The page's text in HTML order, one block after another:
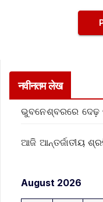
नवीनतम लेख
ଭୁବନେଶ୍ବରରେ
ଆଜି ଆନ୍ତର୍ଜାତୀୟ
August 2026